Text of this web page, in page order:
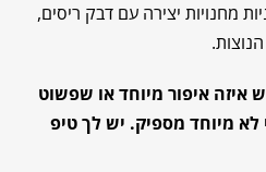
מחנויות יצירה עם דבק ריסים,
איזה איפור מיוחד או שפשוט
לא מיוחד מספיק. יש לך טיפ